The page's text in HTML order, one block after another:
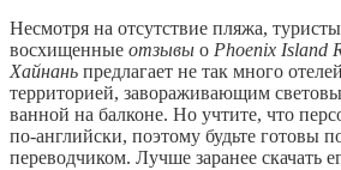
Несмотря на отсутствие пляжа,
восхищенные отзывы о Phoenix Island
Хайнань предлагает не так много
территорией, завораживающим
ванной на балконе. Но учтите, что
по-английски, поэтому будьте готовы
переводчиком. Лучше заранее скачать